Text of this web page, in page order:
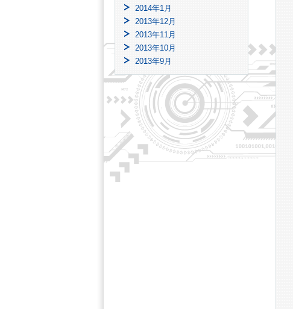
2014年1月
2013年12月
2013年11月
2013年10月
2013年9月